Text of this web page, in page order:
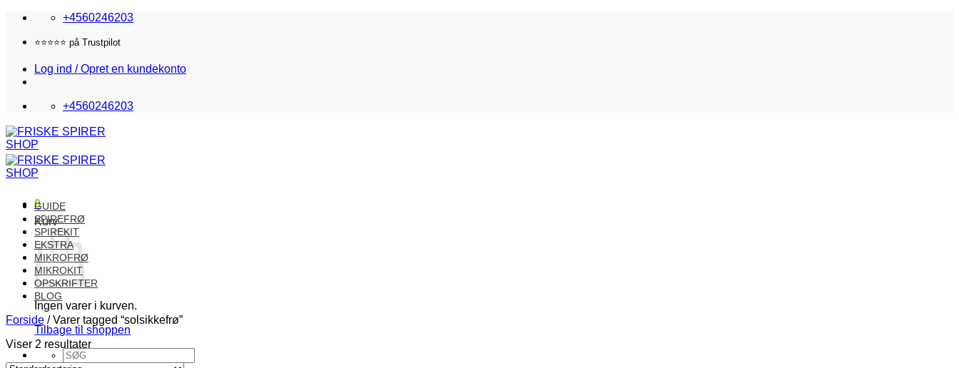
Fortsæt
indhold
+4560246203
Fri fragt i DK over 870,-
Log ind / Opret en kundekonto
+4560246203
0
Kurv
Ingen varer i kurven.
Tilbage til shoppen
Søg
efter:
GUIDE
SPIREFRØ
SPIREKIT
EKSTRA
MIKROFRØ
MIKROKIT
OPSKRIFTER
BLOG
Forside /Varer tagged “solsikkefrø”
Viser 2 resultater